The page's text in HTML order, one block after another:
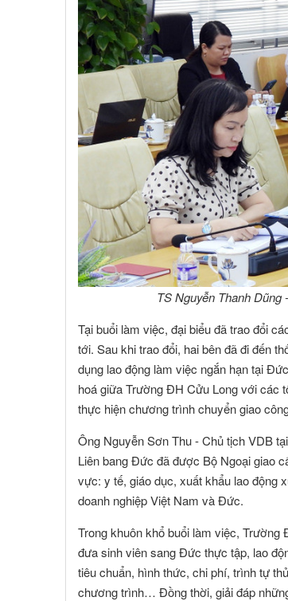
TS Nguyễn Thanh
Tại buổi làm việc, đại biểu đã trao đổi
tới. Sau khi trao đổi, hai bên đã đi đến
dụng lao động làm việc ngắn hạn tại
hoá giữa Trường ĐH Cửu Long với
thực hiện chương trình chuyển giao
Ông Nguyễn Sơn Thu - Chủ tịch VDB
Liên bang Đức đã được Bộ Ngoại giao
vực: y tế, giáo dục, xuất khẩu lao động
doanh nghiệp Việt Nam và Đức.
Trong khuôn khổ buổi làm việc,
đưa sinh viên sang Đức thực tập, lao
tiêu chuẩn, hình thức, chi phí, trình tự
chương trình… Đồng thời, giải đáp